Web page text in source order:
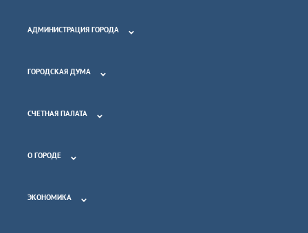
АДМИНИСТРАЦИЯ ГОРОДА
ГОРОДСКАЯ ДУМА
СЧЕТНАЯ ПАЛАТА
О ГОРОДЕ
ЭКОНОМИКА